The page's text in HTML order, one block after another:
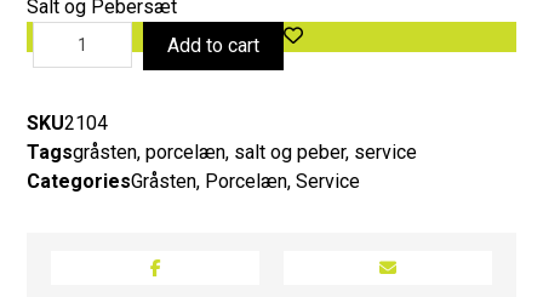
Salt og Pebersæt
Add to cart
SKU2104
Tagsgråsten,porcelæn, salt og peber, service
CategoriesGråsten, Porcelæn,Service